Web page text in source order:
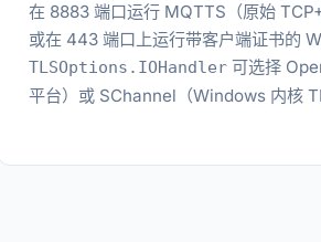
在 8883 端口运行 MQTTS（原始
或在 443 端口上运行带客户端证书的
TLSOptions.IOHandler 可选择
平台）或 SChannel（Windows 内核